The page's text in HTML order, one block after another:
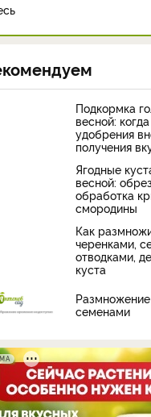
Подкормка
весной:
удобрения
получения
Ягодные
весной:
обработка
смородины
Как
черенками,
отводками,
куста
семенами